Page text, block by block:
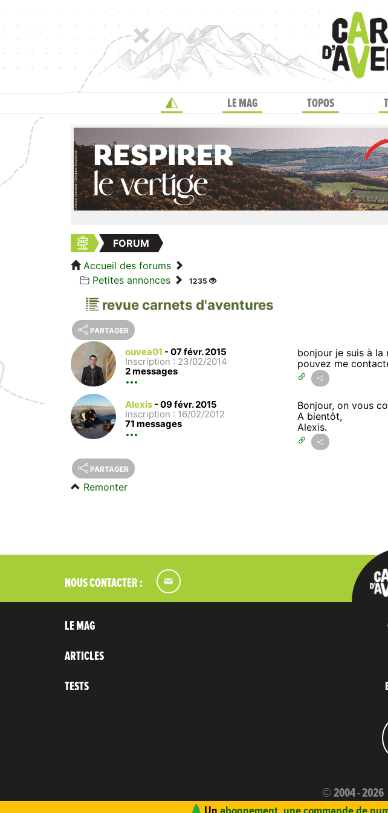
LE MAG TOPOS
FORUM
Accueil des forums
Petites annonces
1235
revue carnets d'aventures
PARTAGER
ouvea01 - 07 févr. 2015
Inscription : 23/02/2014
2 messages
bonjour je suis à la
pouvez me
Alexis - 09 févr. 2015
Inscription : 16/02/2012
71 messages
Bonjour, on vous
A bientôt,
Alexis.
PARTAGER
Remonter
NOUS CONTACTER :
LE MAG
ARTICLES
TESTS
© 2004 - 2026
Un abonnement, une commande de